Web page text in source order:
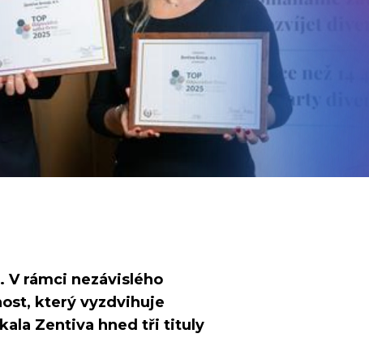
V rámci nezávislého
který vyzdvihuje
Zentiva hned tři tituly